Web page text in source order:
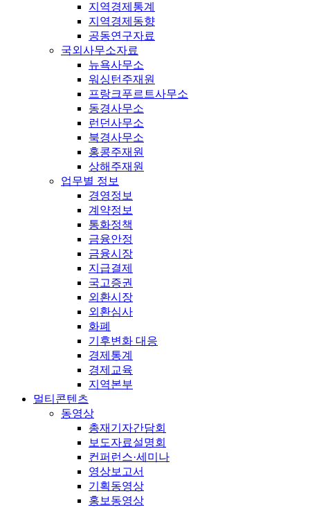
지역경제통계
지역경제동향
공동연구자료
국외사무소자료
뉴욕사무소
워싱턴주재원
프랑크푸르트사무소
동경사무소
런던사무소
북경사무소
홍콩주재원
상해주재원
업무별 정보
경영정보
계약정보
통화정책
금융안정
금융시장
지급결제
국고증권
외환시장
외환심사
화폐
기후변화 대응
경제통계
경제교육
지역본부
멀티콘텐츠
동영상
총재기자간담회
보도자료설명회
컨퍼런스·세미나
영상보고서
기획동영상
홍보동영상